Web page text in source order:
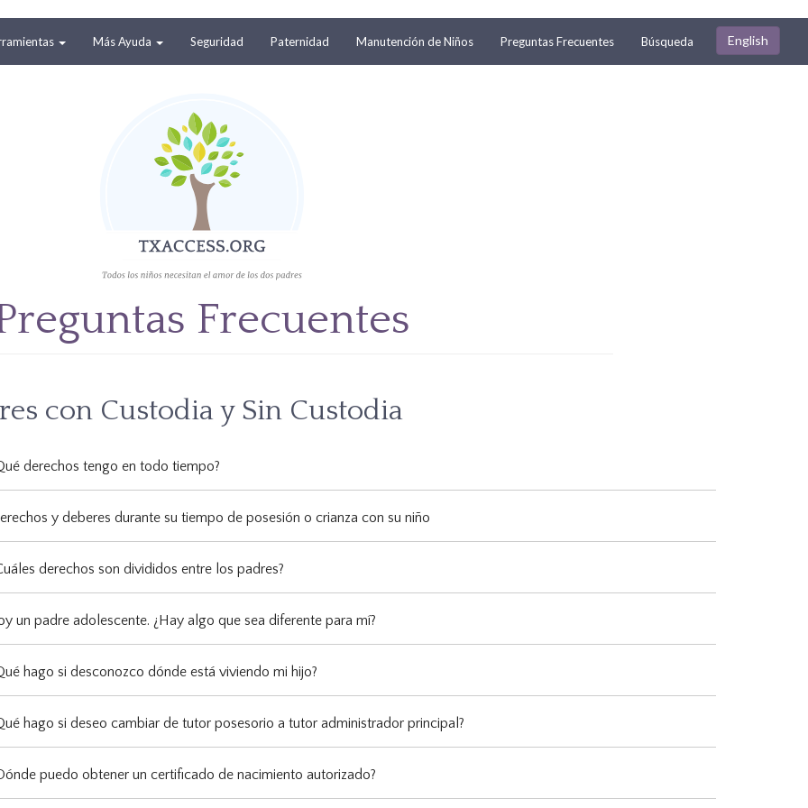
Más Ayuda Seguridad Paternidad Manutención de Niños Preguntas Frecuentes Búsqueda English
Frecuentes
con Custodia y Sin Custodia
derechos tengo en todo tiempo?
y deberes durante su tiempo de posesión o crianza con su niño
derechos son divididos entre los padres?
un padre adolescente. ¿Hay algo que sea diferente para mí?
hago si desconozco dónde está viviendo mi hijo?
hago si deseo cambiar de tutor posesorio a tutor administrador principal?
puedo obtener un certificado de nacimiento autorizado?